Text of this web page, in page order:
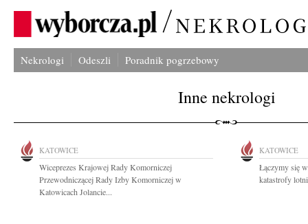
Nekrologi Odeszli Poradnik pogrzebowy
Inne nekrologi
KATOWICE
Wiceprezes Krajowej Rady Komorniczej
Przewodniczącej Rady Izby Komorniczej w
Katowicach Jolancie...
KATOWICE
Łączymy się
katastrofy